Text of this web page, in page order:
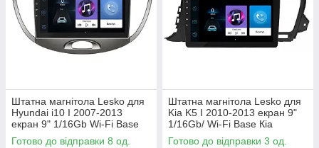
Штатна магнітола Lesko для
Hyundai i10 I 2007-2013
екран 9" 1/16Gb Wi-Fi Base
Хюндай Android
Готово до відправки 8 од.
Штатна магнітола Lesko для
Kia K5 I 2010-2013 екран 9"
1/16Gb/ Wi-Fi Base Кіа
Готово до відправки 3 од.